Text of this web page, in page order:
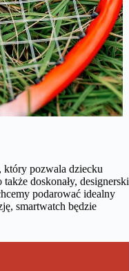
który pozwala dziecku
doskonały, designerski
podarować idealny
smartwatch będzie